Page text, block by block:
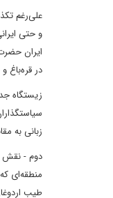
علی‌رغم
و حتی
ایران
در قره‌باغ
زیستگاه
زبانی به
دوم - نقش
منطقه‌ای
طیب